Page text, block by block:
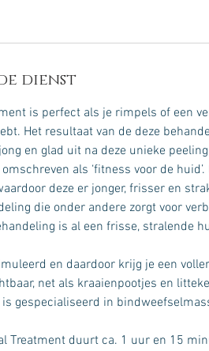
dienst
is perfect als je rimpels of een
Het resultaat van de deze
en glad uit na deze unieke
als ‘fitness voor de
deze er jonger, frisser en
die onder andere zorgt voor
is al een frisse, stralende
en daardoor krijg je een
net als kraaienpootjes en
gespecialiseerd in
Treatment duurt ca. 1 uur en 15